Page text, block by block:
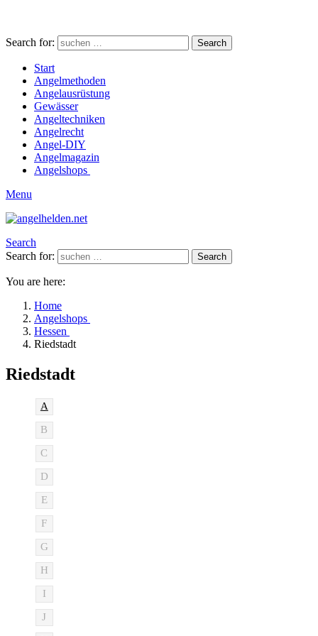
Search for: Search
Start
Angelmethoden
Angelausrüstung
Gewässer
Angeltechniken
Angelrecht
Angel-DIY
Angelmagazin
Angelshops
Menu
Search
Search for:
Search
You are here:
Home
Angelshops
Hessen
Riedstadt
Riedstadt
A
B
C
D
E
F
G
H
I
J